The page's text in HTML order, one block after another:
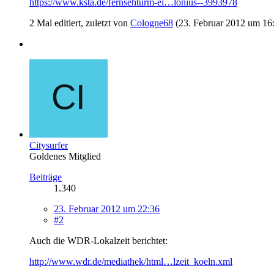
https://www.ksta.de/fernsehturm-ei…lonius--3993978
2 Mal editiert, zuletzt von Cologne68 (23. Februar 2012 um
Citysurfer
Goldenes Mitglied
Beiträge
1.340
23. Februar 2012 um 22:36
#2
Auch die WDR-Lokalzeit berichtet:
http://www.wdr.de/mediathek/html…lzeit_koeln.xml